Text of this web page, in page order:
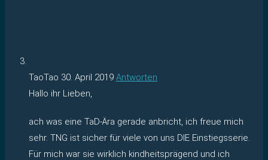
TaoTao 30. April 2019 Antworten
Hallo ihr Lieben,
ach was eine TaD-Ära gerade anbricht, ich freue mich
sehr. TNG ist sicher für viele von uns DIE Einstiegsserie.
Für mich war sie wirklich kindheitsprägend und ich